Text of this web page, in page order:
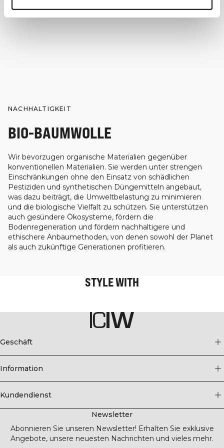
NACHHALTIGKEIT
BIO-BAUMWOLLE
Wir bevorzugen organische Materialien gegenüber
konventionellen Materialien. Sie werden unter strengen
Einschränkungen ohne den Einsatz von schädlichen
Pestiziden und synthetischen Düngemitteln angebaut,
was dazu beiträgt, die Umweltbelastung zu minimieren
und die biologische Vielfalt zu schützen. Sie unterstützen
auch gesündere Ökosysteme, fördern die
Bodenregeneration und fördern nachhaltigere und
ethischere Anbaumethoden, von denen sowohl der Planet
als auch zukünftige Generationen profitieren.
STYLE WITH
Geschäft
Information
Kundendienst
Newsletter
Abonnieren Sie unseren Newsletter! Erhalten Sie exklusive
Angebote, unsere neuesten Nachrichten und vieles mehr.